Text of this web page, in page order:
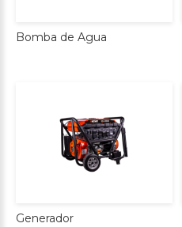
Bomba de Agua
Generador